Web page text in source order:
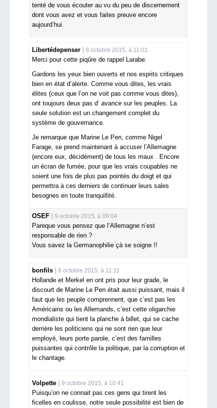
tenté de vous écouter au vu du peu de discernement
dont vous avez et vous faites preuve encore
aujourd’hui.
Libertédepenser 8 octobre 2015, à 11:01
Merci pour cette piqûre de rappel Larabe.
Gardons les yeux bien ouverts et nos esprits critiques
bien en état d’alerte. Comme vous dites, les vrais
élites (ceux que l’on ne voit pas comme vous dites),
ont toujours deux pas d’ avance sur les peuples. La
seule solution est un changement complet du
système de gouvernance.
Je remarque que Marine Le Pen, comme Nigel
Farage, se prend maintenant à accuser l’Allemagne
(encore eux, décidément) de tous les maux . Encore
un écran de fumée, pour que les vrais coupables ne
soient une fois de plus pas pointés du doigt et qui
permettra à ces derniers de continuer leurs sales
besognes en toute tranquillité.
OSEF 9 octobre 2015, à 09:04
Pareque vous pensez que l’Allemagne n’est
responsable de rien ?
Vous savez la Germanophilie çà se soigne !!
bonfils 8 octobre 2015, à 11:11
Hollande et Merkel en ont pris pour leur grade, le
discourt de Marine Le Pen était aussi puissant, mais il
faut que les peuple comprennent, que c’est pas les
Américains ou les Allemands, c’est cette oligarchie
mondialiste qui tient la planche à billet, qui se cache
derrière les politiciens qui ne sont rien que leur
employé, leurs porte parole, c’est des familles
puissantes qui contrôle la politique, par la corruption et
le chantage.
Volpette 9 octobre 2015, à 10:41
Puisqu’on ne connait pas ces gens qui tirent les
ficelles en coulisse, notre seule possibilité est bien de